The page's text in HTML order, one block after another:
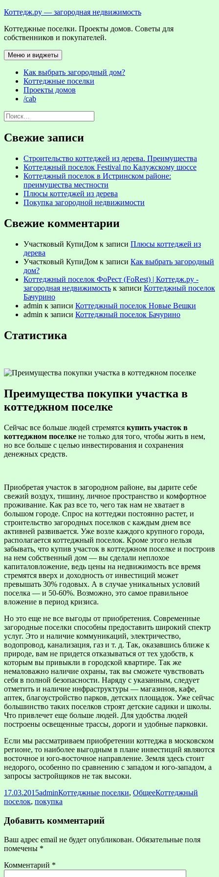
Перейти
содержимому
Коттедж.ру — загородная недвижимость
Коттеджные поселки. Проекты домов. Советы для
собственников и покупателей.
Меню и виджеты
Как выбрать загородный дом?
Коттеджные поселки
Проекты домов
/cab
Найти:
Свежие записи
Строительство коттеджей из дерева. Преимущества
Коттеджный поселок Festival по Калужскому шоссе
Коттеджный поселок в Истринском районе:
преимущества местности
Плюсы коттеджей из дерева
Покупка загородной недвижимости
Свежие комментарии
Участковый КупиДом к записи Плюсы коттеджей из
дерева
Участковый КупиДом к записи Как выбрать загородный
дом?
Коттеджный поселок ФоРест (FoRest) | Коттедж.ру -
загородная недвижимость к записи Коттеджный поселок
Бачурино
admin к записи Коттеджный поселок Новые Вешки
admin к записи Коттеджный поселок Бачурино
Статистика
Преимущества покупки участка в
коттеджном поселке
Сейчас все больше людей стремятся купить участок в
коттеджном поселке не только для того, чтобы жить в нем,
но все больше с целью инвестирования и сохранения
денежных средств.
Приобретая участок в загородном районе, вы дарите себе
свежий воздух, тишину, личное пространство и комфортное
проживание. Как раз все то, чего так нам не хватает в
большом городе. Спрос на коттеджи постоянно растет, и
строительство загородных поселков с каждым днем все
активней развивается. Уже возле каждого крупного города,
располагается коттеджный поселок. Кроме этого нельзя
забывать, что купив участок в коттеджном поселке и построив
на нем собственный дом — вы сделали неплохое
капиталовложение, ведь цены на недвижимость все время
стремятся вверх и доходность от инвестиций может
превышать 30% годовых. А в случае уникальных условий
поселка — и 50-60%. Возможно, это самое правильное
вложение в период кризиса.
Но это еще не все выгоды от приобретения. Современные
загородные поселки способны предоставить широкий спектр
услуг. Это и наличие коммуникаций, электричество,
водопровод, канализация, газ и т. д. Так, оказавшись ближе к
природе, вам не придется отказываться от тех удобств, к
которым вы привыкли в городской квартире. Так же
немаловажно наличие охраны, так вы сможете чувствовать
себя в полной безопасности. Наряду с указанным, следует
отметить и наличие инфраструктуры — магазинов, кафе,
аптек, благоустройство парков, детских площадок. Уже сейчас
большинство таких поселков строят детские садики и школы.
Что привлечет еще больше людей. Для удобства людей
построены освещенные трассы, дороги и удобные парковки.
Если мы рассматриваем приобретении коттеджа в московском
регионе, то наиболее выгодным в плане инвестиций являются
восточное и юго-восточное направление. Земля здесь стоит
недорого, особенно по сравнению с западом и юго-западом, а
запросы застройщиков не так высоки.
Опубликовано
17.03.2015Автор
adminРубрики
Коттеджные поселки, ОбщееМетки
Коттеджный
поселок, покупка
Добавить комментарий
Ваш адрес email не будет опубликован. Обязательные поля
помечены *
Комментарий *